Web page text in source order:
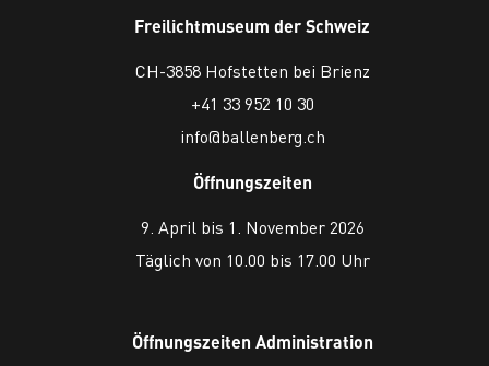
Freilichtmuseum der Schweiz
CH-3858 Hofstetten bei Brienz
+41 33 952 10 30
info@ballenberg.ch
Öffnungszeiten
9. April bis 1. November 2026
Täglich von 10.00 bis 17.00 Uhr
Öffnungszeiten Administration